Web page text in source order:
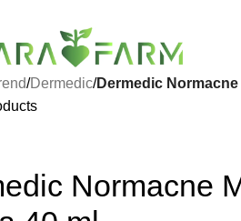
/Dermedic/Dermedic
Normacne